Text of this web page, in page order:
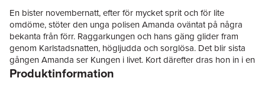
En bister novembernatt, efter för mycket sprit och för lite
omdöme, stöter den unga polisen Amanda oväntat på några
bekanta från förr. Raggarkungen och hans gäng glider fram
genom Karlstadsnatten, högljudda och sorglösa. Det blir sista
gången Amanda ser Kungen i livet. Kort därefter dras hon in i en
mordutredning hon egentligen inte borde röra vid. Det förflutna
Produktinformation